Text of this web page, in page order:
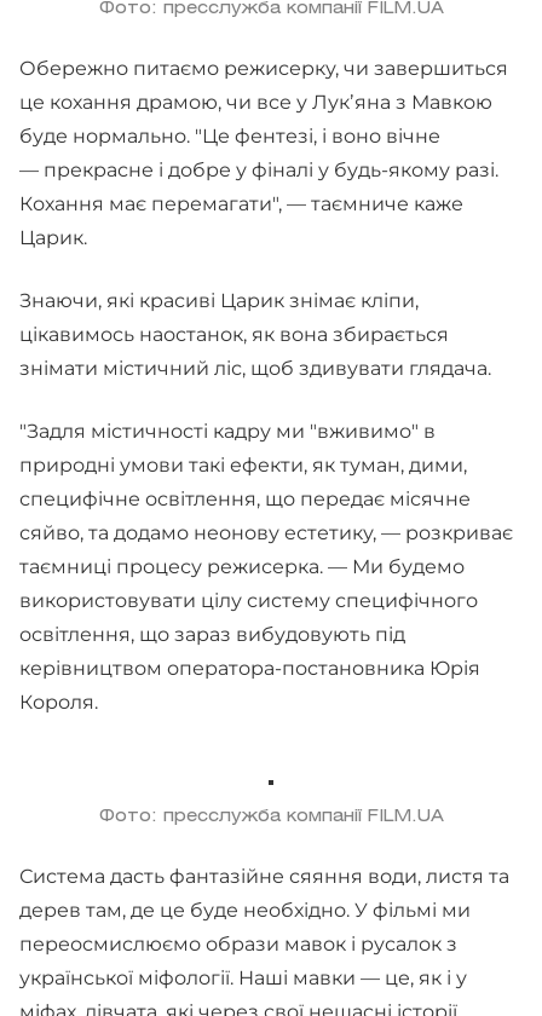
Фото: пресслужба компанії FILM.UA
Обережно питаємо режисерку, чи завершиться
це кохання драмою, чи все у Лукʼяна з Мавкою
буде нормально. "Це фентезі, і воно вічне
— прекрасне і добре у фіналі у будь-якому разі.
Кохання має перемагати", — таємниче каже
Царик.
Знаючи, які красиві Царик знімає кліпи,
цікавимось наостанок, як вона збирається
знімати містичний ліс, щоб здивувати глядача.
"Задля містичності кадру ми "вживимо" в
природні умови такі ефекти, як туман, дими,
специфічне освітлення, що передає місячне
сяйво, та додамо неонову естетику, — розкриває
таємниці процесу режисерка. — Ми будемо
використовувати цілу систему специфічного
освітлення, що зараз вибудовують під
керівництвом оператора-постановника Юрія
Короля.
Фото: пресслужба компанії FILM.UA
Система дасть фантазійне сяяння води, листя та
дерев там, де це буде необхідно. У фільмі ми
переосмислюємо образи мавок і русалок з
української міфології. Наші мавки — це, як і у